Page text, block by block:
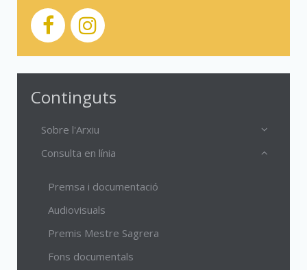
Continguts
Sobre l'Arxiu
Consulta en línia
Premsa i documentació
Audiovisuals
Premis Mestre Sagrera
Fons documentals